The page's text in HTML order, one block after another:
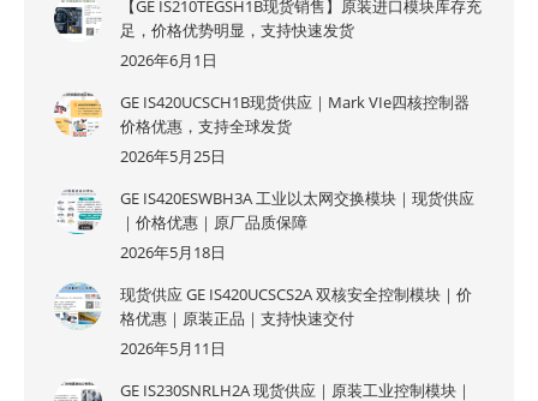
【GE IS210TEGSH1B现货销售】原装进口模块库存充
足，价格优势明显，支持快速发货
2026年6月1日
GE IS420UCSCH1B现货供应｜Mark VIe四核控制器
价格优惠，支持全球发货
2026年5月25日
GE IS420ESWBH3A 工业以太网交换模块｜现货供应
｜价格优惠｜原厂品质保障
2026年5月18日
现货供应 GE IS420UCSCS2A 双核安全控制模块｜价
格优惠｜原装正品｜支持快速交付
2026年5月11日
GE IS230SNRLH2A 现货供应｜原装工业控制模块｜